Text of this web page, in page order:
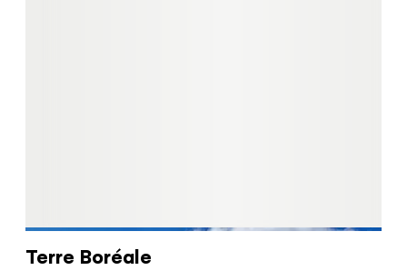
Terre Boréale